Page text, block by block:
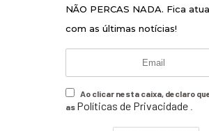
NÃO PERCAS NADA. Fica
com as últimas notícias!
Ao clicar nesta caixa, declaro
as Políticas de Privacidade